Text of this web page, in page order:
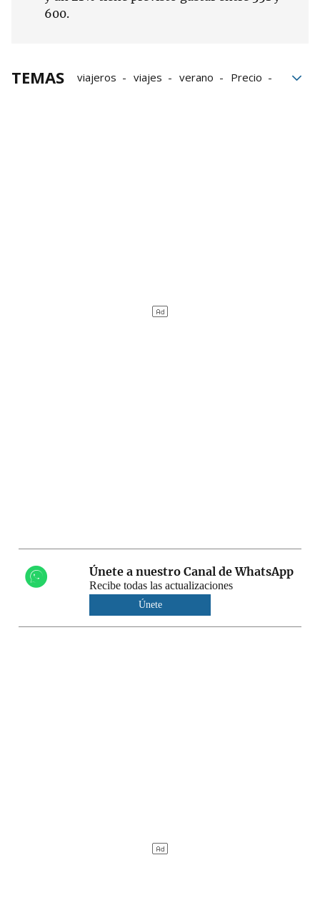
600.
TEMAS viajeros viajes verano
Precio
Únete a nuestro Canal de WhatsApp
Recibe todas las actualizaciones
Únete